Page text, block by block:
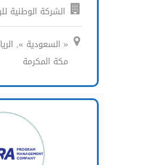
الشركة الوطنية
« السعودية »,
مكة المكرمة